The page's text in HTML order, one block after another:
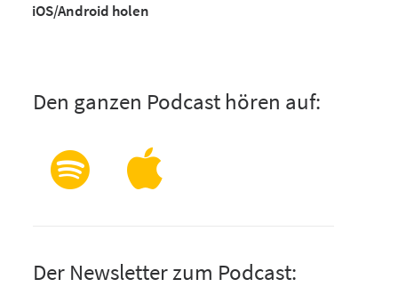
iOS/Android holen
Den ganzen Podcast hören auf:
Der Newsletter zum Podcast: